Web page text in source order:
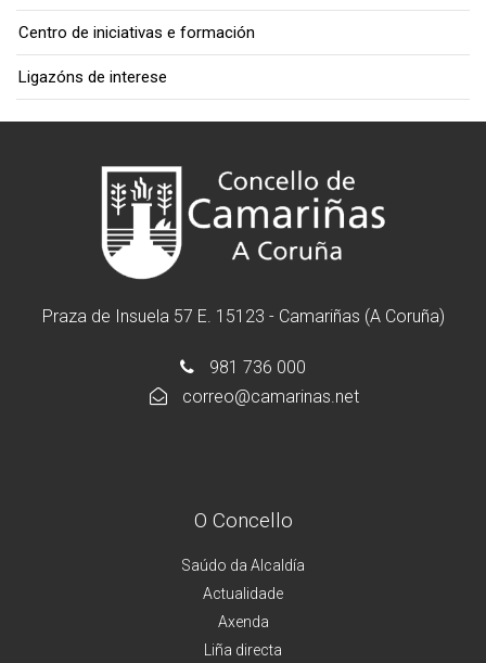
Centro de iniciativas e formación
Ligazóns de interese
Praza de Insuela 57 E. 15123 - Camariñas (A Coruña)
981 736 000
correo@camarinas.net
O Concello
Saúdo da Alcaldía
Actualidade
Axenda
Liña directa